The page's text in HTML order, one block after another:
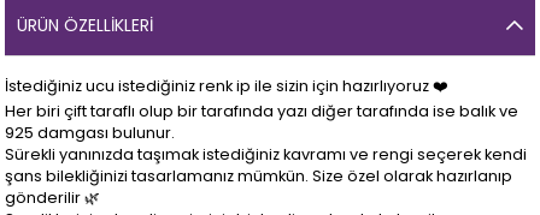
ÜRÜN ÖZELLIKLERI
İstediğiniz ucu istediğiniz renk ip ile sizin için hazırlıyoruz ❤️
Her biri çift taraflı olup bir tarafında yazı diğer tarafında ise balık ve
925 damgası bulunur.
Sürekli yanınızda taşımak istediğiniz kavramı ve rengi seçerek kendi
şans bilekliğinizi tasarlamanız mümkün. Size özel olarak hazırlanıp
gönderilir 🌿